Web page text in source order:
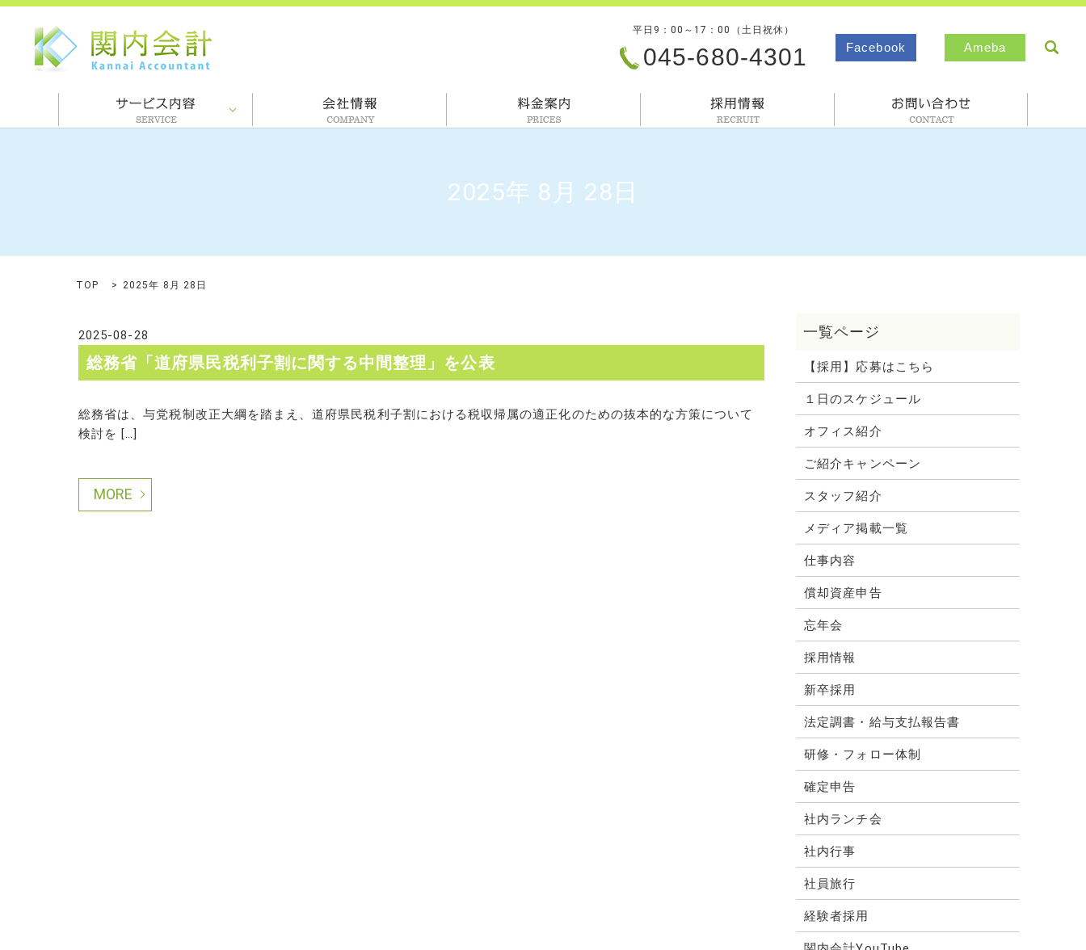
平日9：00～17：00（土日祝休）
045-680-4301 Facebook Ameba
2025年 8月 28日
TOP 2025年 8月 28日
2025-08-28
総務省「道府県民税利子割に関する中間整理」を公表
総務省は、与党税制改正大綱を踏まえ、道府県民税利子割における税収帰属の適正化のための抜本的な方策について
検討を […]
MORE
【採用】応募はこちら
１日のスケジュール
オフィス紹介
ご紹介キャンペーン
スタッフ紹介
メディア掲載一覧
仕事内容
償却資産申告
忘年会
採用情報
新卒採用
法定調書・給与支払報告書
研修・フォロー体制
確定申告
社内ランチ会
社内行事
社員旅行
経験者採用